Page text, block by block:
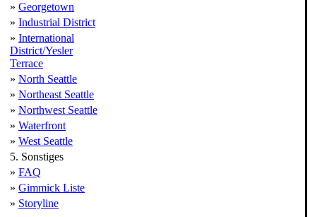
» Georgetown
» Industrial District
» International
District/Yesler
Terrace
» North Seattle
» Northeast Seattle
» Northwest Seattle
» Waterfront
» West Seattle
5. Sonstiges
» FAQ
» Gimmick Liste
» Storyline